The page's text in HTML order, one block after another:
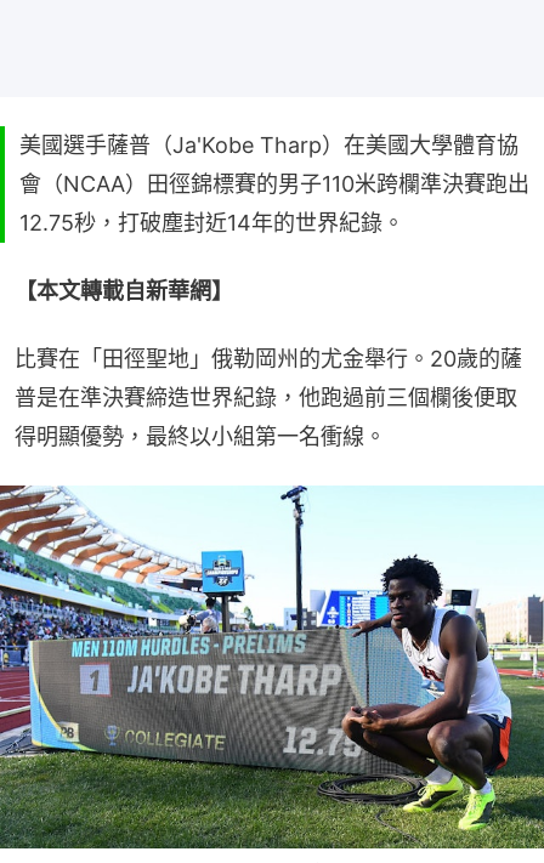
美國選手薩普（Ja'Kobe Tharp）在美國大學體育協
會（NCAA）田徑錦標賽的男子110米跨欄準決賽跑出
12.75秒，打破塵封近14年的世界紀錄。
【本文轉載自新華網】
比賽在「田徑聖地」俄勒岡州的尤金舉行。20歲的薩
普是在準決賽締造世界紀錄，他跑過前三個欄後便取
得明顯優勢，最終以小組第一名衝線。